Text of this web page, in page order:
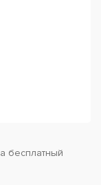
бесплатный